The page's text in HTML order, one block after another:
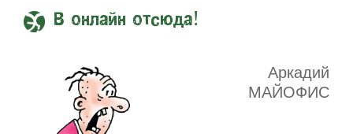
В онлайн отсюда!
Аркадий
МАЙОФИС